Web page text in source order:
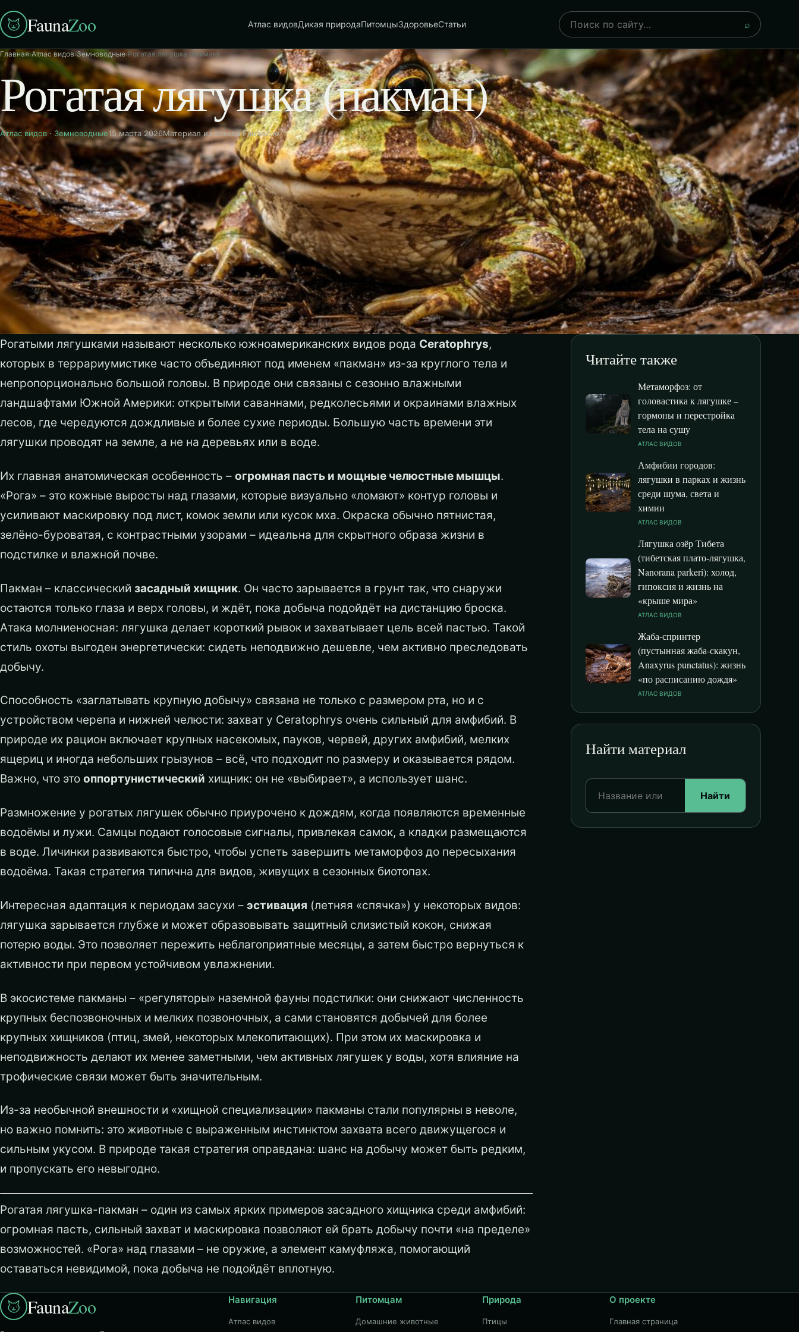
FaunaZoo Атлас видовДикая природаПитомцыЗдоровьеСтатьи
Поиск
⌕
Главная›Атлас видов›Земноводные›Рогатая лягушка (пакман)
Рогатая лягушка (пакман)
Атлас видов · Земноводные15 марта 2026Материал из архива FaunaZoo
Рогатыми лягушками называют несколько южноамериканских видов рода Ceratophrys,
которых в террариумистике часто объединяют под именем «пакман» из-за круглого тела и
непропорционально большой головы. В природе они связаны с сезонно влажными
ландшафтами Южной Америки: открытыми саваннами, редколесьями и окраинами влажных
лесов, где чередуются дождливые и более сухие периоды. Большую часть времени эти
лягушки проводят на земле, а не на деревьях или в воде.
Их главная анатомическая особенность – огромная пасть и мощные челюстные мышцы.
«Рога» – это кожные выросты над глазами, которые визуально «ломают» контур головы и
усиливают маскировку под лист, комок земли или кусок мха. Окраска обычно пятнистая,
зелёно-буроватая, с контрастными узорами – идеальна для скрытного образа жизни в
подстилке и влажной почве.
Пакман – классический засадный хищник. Он часто зарывается в грунт так, что снаружи
остаются только глаза и верх головы, и ждёт, пока добыча подойдёт на дистанцию броска.
Атака молниеносная: лягушка делает короткий рывок и захватывает цель всей пастью. Такой
стиль охоты выгоден энергетически: сидеть неподвижно дешевле, чем активно преследовать
добычу.
Способность «заглатывать крупную добычу» связана не только с размером рта, но и с
устройством черепа и нижней челюсти: захват у Ceratophrys очень сильный для амфибий. В
природе их рацион включает крупных насекомых, пауков, червей, других амфибий, мелких
ящериц и иногда небольших грызунов – всё, что подходит по размеру и оказывается рядом.
Важно, что это оппортунистический хищник: он не «выбирает», а использует шанс.
Размножение у рогатых лягушек обычно приурочено к дождям, когда появляются временные
водоёмы и лужи. Самцы подают голосовые сигналы, привлекая самок, а кладки размещаются
в воде. Личинки развиваются быстро, чтобы успеть завершить метаморфоз до пересыхания
водоёма. Такая стратегия типична для видов, живущих в сезонных биотопах.
Интересная адаптация к периодам засухи – эстивация (летняя «спячка») у некоторых видов:
лягушка зарывается глубже и может образовывать защитный слизистый кокон, снижая
потерю воды. Это позволяет пережить неблагоприятные месяцы, а затем быстро вернуться к
активности при первом устойчивом увлажнении.
В экосистеме пакманы – «регуляторы» наземной фауны подстилки: они снижают численность
крупных беспозвоночных и мелких позвоночных, а сами становятся добычей для более
крупных хищников (птиц, змей, некоторых млекопитающих). При этом их маскировка и
неподвижность делают их менее заметными, чем активных лягушек у воды, хотя влияние на
трофические связи может быть значительным.
Из-за необычной внешности и «хищной специализации» пакманы стали популярны в неволе,
но важно помнить: это животные с выраженным инстинктом захвата всего движущегося и
сильным укусом. В природе такая стратегия оправдана: шанс на добычу может быть редким,
и пропускать его невыгодно.
Рогатая лягушка-пакман – один из самых ярких примеров засадного хищника среди амфибий:
огромная пасть, сильный захват и маскировка позволяют ей брать добычу почти «на пределе»
возможностей. «Рога» над глазами – не оружие, а элемент камуфляжа, помогающий
оставаться невидимой, пока добыча не подойдёт вплотную.
Читайте также
Метаморфоз: от
головастика к лягушке –
гормоны и перестройка
тела на сушу
АТЛАС ВИДОВ
Амфибии городов:
лягушки в парках и жизнь
среди шума, света и
химии
АТЛАС ВИДОВ
Лягушка озёр Тибета
(тибетская плато-лягушка,
Nanorana parkeri): холод,
гипоксия и жизнь на
«крыше мира»
АТЛАС ВИДОВ
Жаба-спринтер
(пустынная жаба-скакун,
Anaxyrus punctatus): жизнь
«по расписанию дождя»
АТЛАС ВИДОВ
Найти материал
Найти
FaunaZoo Навигация
Атлас видов
Питомцам
Домашние животные
Природа
Птицы
О проекте
Главная страница